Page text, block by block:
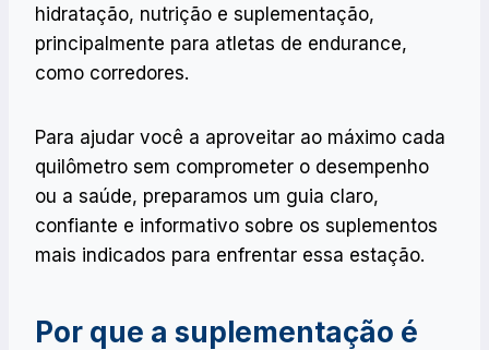
hidratação, nutrição e suplementação,
principalmente para atletas de endurance,
como corredores.
Para ajudar você a aproveitar ao máximo cada
quilômetro sem comprometer o desempenho
ou a saúde, preparamos um guia claro,
confiante e informativo sobre os suplementos
mais indicados para enfrentar essa estação.
Por que a suplementação é